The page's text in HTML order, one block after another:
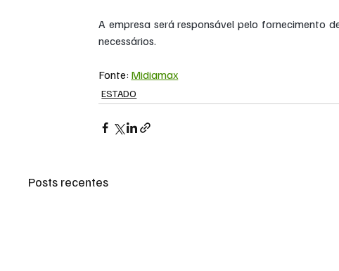
A empresa será responsável pelo fornecimento
necessários.
Fonte: Midiamax
ESTADO
Posts recentes